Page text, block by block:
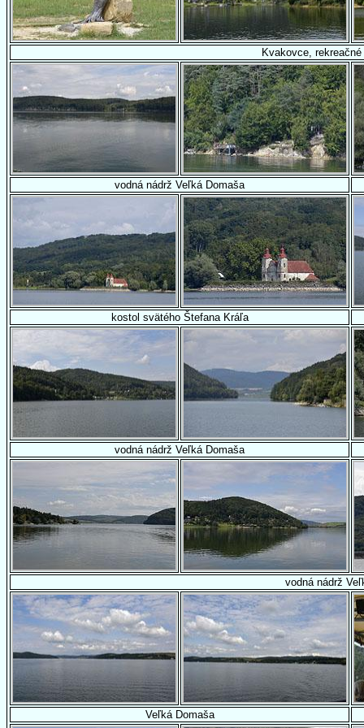
Kvakovce,
vodná nádrž Veľká Domaša
kostol svätého Štefana Kráľa
vodná nádrž Veľká Domaša
vodná nádrž
Veľká Domaša